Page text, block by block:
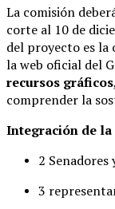
La comisión
corte al 10 de
del proyecto es la
la web oficial del
recursos gráficos
comprender la
Integración de
2
3